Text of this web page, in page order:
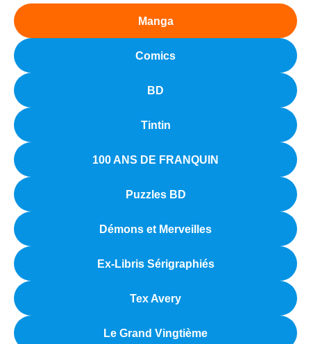
Manga
Comics
BD
Tintin
100 ANS DE FRANQUIN
Puzzles BD
Démons et Merveilles
Ex-Libris Sérigraphiés
Tex Avery
Le Grand Vingtième